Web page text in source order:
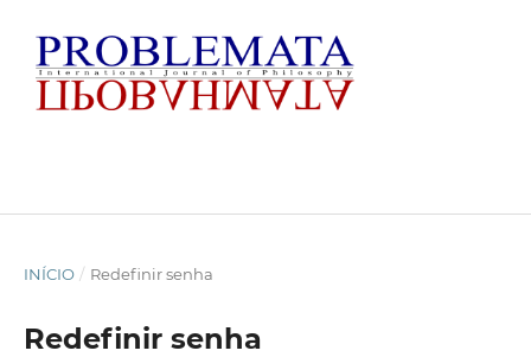
INÍCIO / Redefinir senha
Redefinir senha